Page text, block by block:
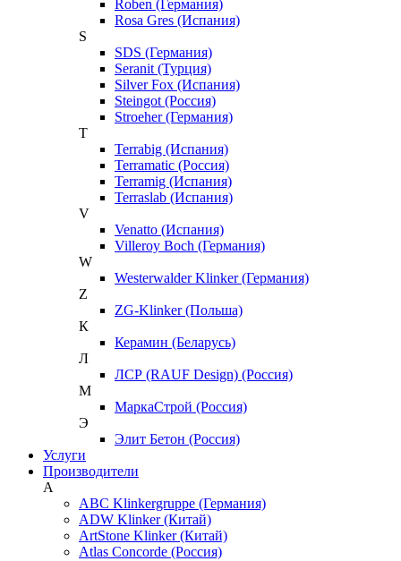
Roben (Германия)
Rosa Gres (Испания)
S
SDS (Германия)
Seranit (Турция)
Silver Fox (Испания)
Steingot (Россия)
Stroeher (Германия)
T
Terrabig (Испания)
Terramatic (Россия)
Terramig (Испания)
Terraslab (Испания)
V
Venatto (Испания)
Villeroy Boch (Германия)
W
Westerwalder Klinker (Германия)
Z
ZG-Klinker (Польша)
К
Керамин (Беларусь)
Л
ЛСР (RAUF Design) (Россия)
М
МаркаСтрой (Россия)
Э
Элит Бетон (Россия)
Услуги
Производители
A
ABC Klinkergruppe (Германия)
ADW Klinker (Китай)
ArtStone Klinker (Китай)
Atlas Concorde (Россия)